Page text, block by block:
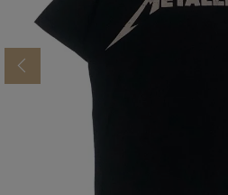
ブランドから探す
年代から探す